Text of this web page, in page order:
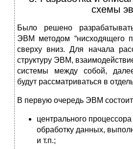
схемы
Было решено
ЭВМ методом “нисходящего
сверху вниз. Для начала
структуру ЭВМ,
системы между собой,
будут рассматриваться в
В первую очередь ЭВМ состоит
центрального
обработку данных,
и т.п.;